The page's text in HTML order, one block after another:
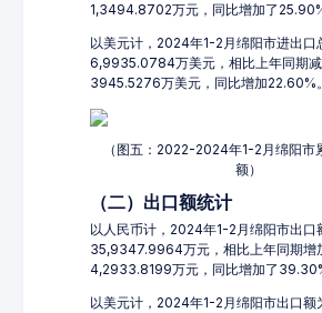
1,3494.8702万元，同比增加了25.90%
以美元计，2024年1-2月绵阳市进出口
6,9935.0784万美元，相比上年同期减
3945.5276万美元，同比增加22.60%。
（图五：2022-2024年1-2月绵阳市
额）
（二）出口额统计
以人民币计，2024年1-2月绵阳市出口
35,9347.9964万元，相比上年同期增
4,2933.8199万元，同比增加了
以美元计，2024年1-2月绵阳市出口额